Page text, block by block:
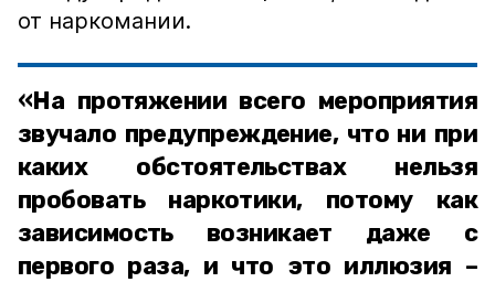
от наркомании.
«На протяжении всего мероприятия
звучало предупреждение, что ни при
каких обстоятельствах нельзя
пробовать наркотики, потому как
зависимость возникает даже с
первого раза, и что это иллюзия –